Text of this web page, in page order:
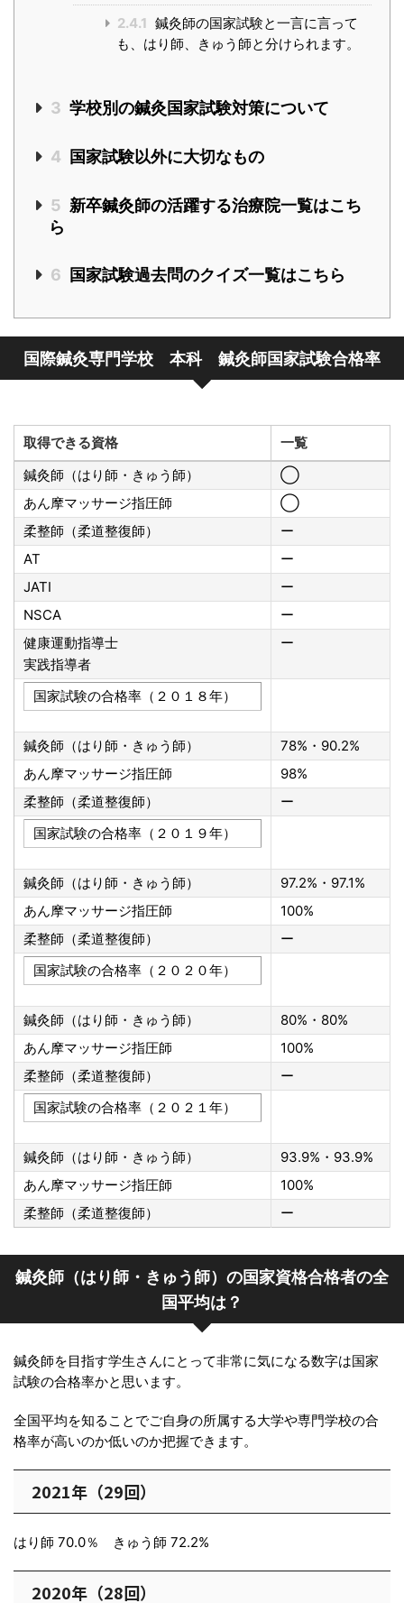
2.4.1 鍼灸師の国家試験と一言に言って
も、はり師、きゅう師と分けられます。
3 学校別の鍼灸国家試験対策について
4 国家試験以外に大切なもの
5 新卒鍼灸師の活躍する治療院一覧はこち
ら
6 国家試験過去問のクイズ一覧はこちら
国際鍼灸専門学校 本科 鍼灸師国家試験合格率
取得できる資格
一覧
鍼灸師（はり師・きゅう師）
◯
あん摩マッサージ指圧師
◯
柔整師（柔道整復師）
ー
AT
ー
JATI
ー
NSCA
ー
健康運動指導士
実践指導者
ー
国家試験の合格率（２０１８年）
鍼灸師（はり師・きゅう師）
78%・90.2%
あん摩マッサージ指圧師
98%
柔整師（柔道整復師）
ー
国家試験の合格率（２０１９年）
鍼灸師（はり師・きゅう師）
97.2%・97.1%
あん摩マッサージ指圧師
100%
柔整師（柔道整復師）
ー
国家試験の合格率（２０２０年）
鍼灸師（はり師・きゅう師）
80%・80%
あん摩マッサージ指圧師
100%
柔整師（柔道整復師）
ー
国家試験の合格率（２０２１年）
鍼灸師（はり師・きゅう師）
93.9%・93.9%
あん摩マッサージ指圧師
100%
柔整師（柔道整復師）
ー
鍼灸師（はり師・きゅう師）の国家資格合格者の全
国平均は？
鍼灸師を目指す学生さんにとって非常に気になる数字は国家
試験の合格率かと思います。
全国平均を知ることでご自身の所属する大学や専門学校の合
格率が高いのか低いのか把握できます。
2021年（29回）
はり師 70.0％ きゅう師 72.2%
2020年（28回）